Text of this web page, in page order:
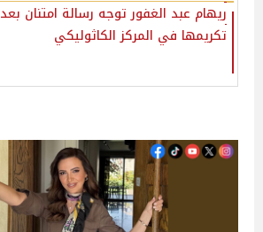
ريهام عبد الغفور توجه رسالة امتنان بعد
تكريمها في المركز الكاثوليكي